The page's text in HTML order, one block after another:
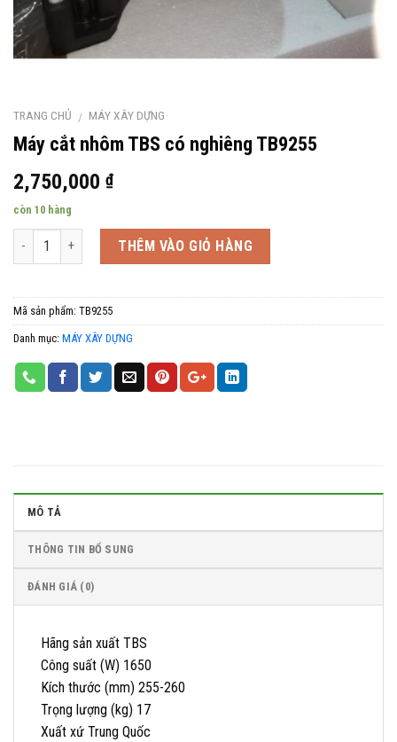
TRANG CHỦ / MÁY XÂY DỰNG
Máy cắt nhôm TBS có nghiêng TB9255
2,750,000 ₫
còn 10 hàng
Số lượng THÊM VÀO GIỎ HÀNG
Mã sản phẩm: TB9255
Danh mục: MÁY XÂY DỰNG
MÔ TẢ
THÔNG TIN BỔ SUNG
ĐÁNH GIÁ (0)
Hãng sản xuất TBS
Công suất (W) 1650
Kích thước (mm) 255-260
Trọng lượng (kg) 17
Xuất xứ Trung Quốc